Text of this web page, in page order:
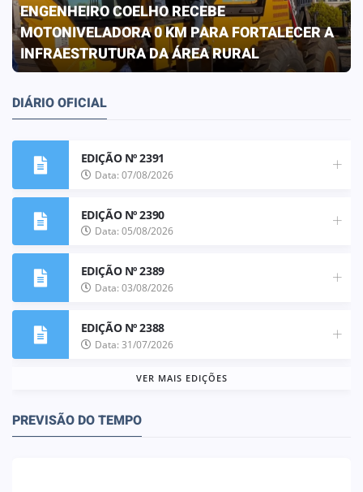
PREFEITURA CONCLUI OBRA QUE
TRANSFORMA A REALIDADE DA ESCOLA ELIZA
FRANCO DE OLIVEIRA
DIÁRIO OFICIAL
EDIÇÃO Nº 2391
Data: 07/08/2026
EDIÇÃO Nº 2390
Data: 05/08/2026
EDIÇÃO Nº 2389
Data: 03/08/2026
EDIÇÃO Nº 2388
Data: 31/07/2026
VER MAIS EDIÇÕES
PREVISÃO DO TEMPO